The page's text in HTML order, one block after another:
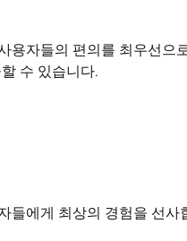
자들의 편의를 최우선
수 있습니다.
들에게 최상의 경험을 선사